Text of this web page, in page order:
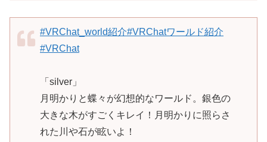
#VRChat_world紹介#VRChatワールド紹介
#VRChat
「silver」
月明かりと蝶々が幻想的なワールド。銀色の
大きな木がすごくキレイ！月明かりに照らさ
れた川や石が眩いよ！